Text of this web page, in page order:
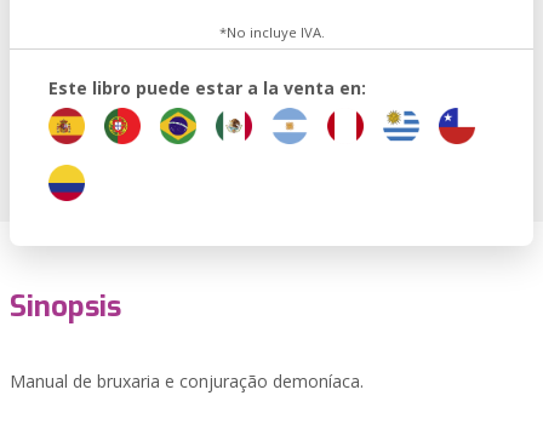
*No incluye IVA.
Este libro puede estar a la venta en:
Sinopsis
Manual de bruxaria e conjuração demoníaca.